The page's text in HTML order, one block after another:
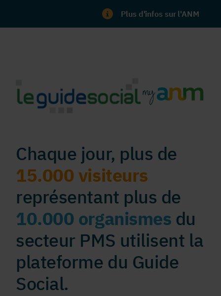
Plus d'infos sur l'ANM
Chaque jour, plus de
15.000 visiteurs
représentant plus de
10.000 organismes du
secteur PMS utilisent la
plateforme du Guide
Social.